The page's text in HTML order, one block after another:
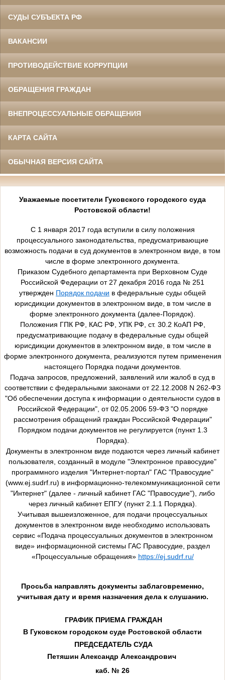
СУДЫ СУБЪЕКТА РФ
ВАКАНСИИ
ПРОТИВОДЕЙСТВИЕ КОРРУПЦИИ
ОБРАЩЕНИЯ ГРАЖДАН
ВНЕПРОЦЕССУАЛЬНЫЕ ОБРАЩЕНИЯ
КАРТА САЙТА
ОБЫЧНАЯ ВЕРСИЯ САЙТА
Уважаемые посетители Гуковского городского суда
Ростовской области!
С 1 января 2017 года вступили в силу положения
процессуального законодательства, предусматривающие
возможность подачи в суд документов в электронном виде, в том
числе в форме электронного документа.
Приказом Судебного департамента при Верховном Суде
Российской Федерации от 27 декабря 2016 года № 251
утвержден Порядок подачи в федеральные суды общей
юрисдикции документов в электронном виде, в том числе в
форме электронного документа (далее-Порядок).
Положения ГПК РФ, КАС РФ, УПК РФ, ст. 30.2 КоАП РФ,
предусматривающие подачу в федеральные суды общей
юрисдикции документов в электронном виде, в том числе в
форме электронного документа, реализуются путем применения
настоящего Порядка подачи документов.
Подача запросов, предложений, заявлений или жалоб в суд в
соответствии с федеральными законами от 22.12.2008 N 262-ФЗ
"Об обеспечении доступа к информации о деятельности судов в
Российской Федерации", от 02.05.2006 59-ФЗ "О порядке
рассмотрения обращений граждан Российской Федерации"
Порядком подачи документов не регулируется (пункт 1.3
Порядка).
Документы в электронном виде подаются через личный кабинет
пользователя, созданный в модуле "Электронное правосудие"
программного изделия "Интернет-портал" ГАС "Правосудие"
(www.ej.sudrf.ru) в информационно-телекоммуникационной сети
"Интернет" (далее - личный кабинет ГАС "Правосудие"), либо
через личный кабинет ЕПГУ (пункт 2.1.1 Порядка).
Учитывая вышеизложенное, для подачи процессуальных
документов в электронном виде необходимо использовать
сервис «Подача процессуальных документов в электронном
виде» информационной системы ГАС Правосудие, раздел
«Процессуальные обращения» https://ej.sudrf.ru/
Просьба направлять документы заблаговременно,
учитывая дату и время назначения дела к слушанию.
ГРАФИК ПРИЕМА ГРАЖДАН
В Гуковском городском суде Ростовской области
ПРЕДСЕДАТЕЛЬ СУДА
Петяшин Александр Александрович
каб. № 26